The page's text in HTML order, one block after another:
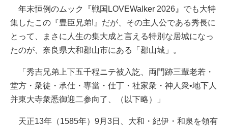
年末恒例のムック『戦国LOVEWalker 2026』でも大特
集したこの『豊臣兄弟!』だが、その主人公である秀長に
とって、まさに人生の集大成と言える特別な居城になっ
たのが、奈良県大和郡山市にある「郡山城」。
「秀吉兄弟上下五千程ニテ被入訖、両門跡三輩老若・
堂方・衆徒・承仕・専當・仕丁・社家衆・神人衆•地下人
并東大寺衆悉御迎二参向了、（以下略）」
天正13年（1585年）9月3日、大和・紀伊・和泉を領有